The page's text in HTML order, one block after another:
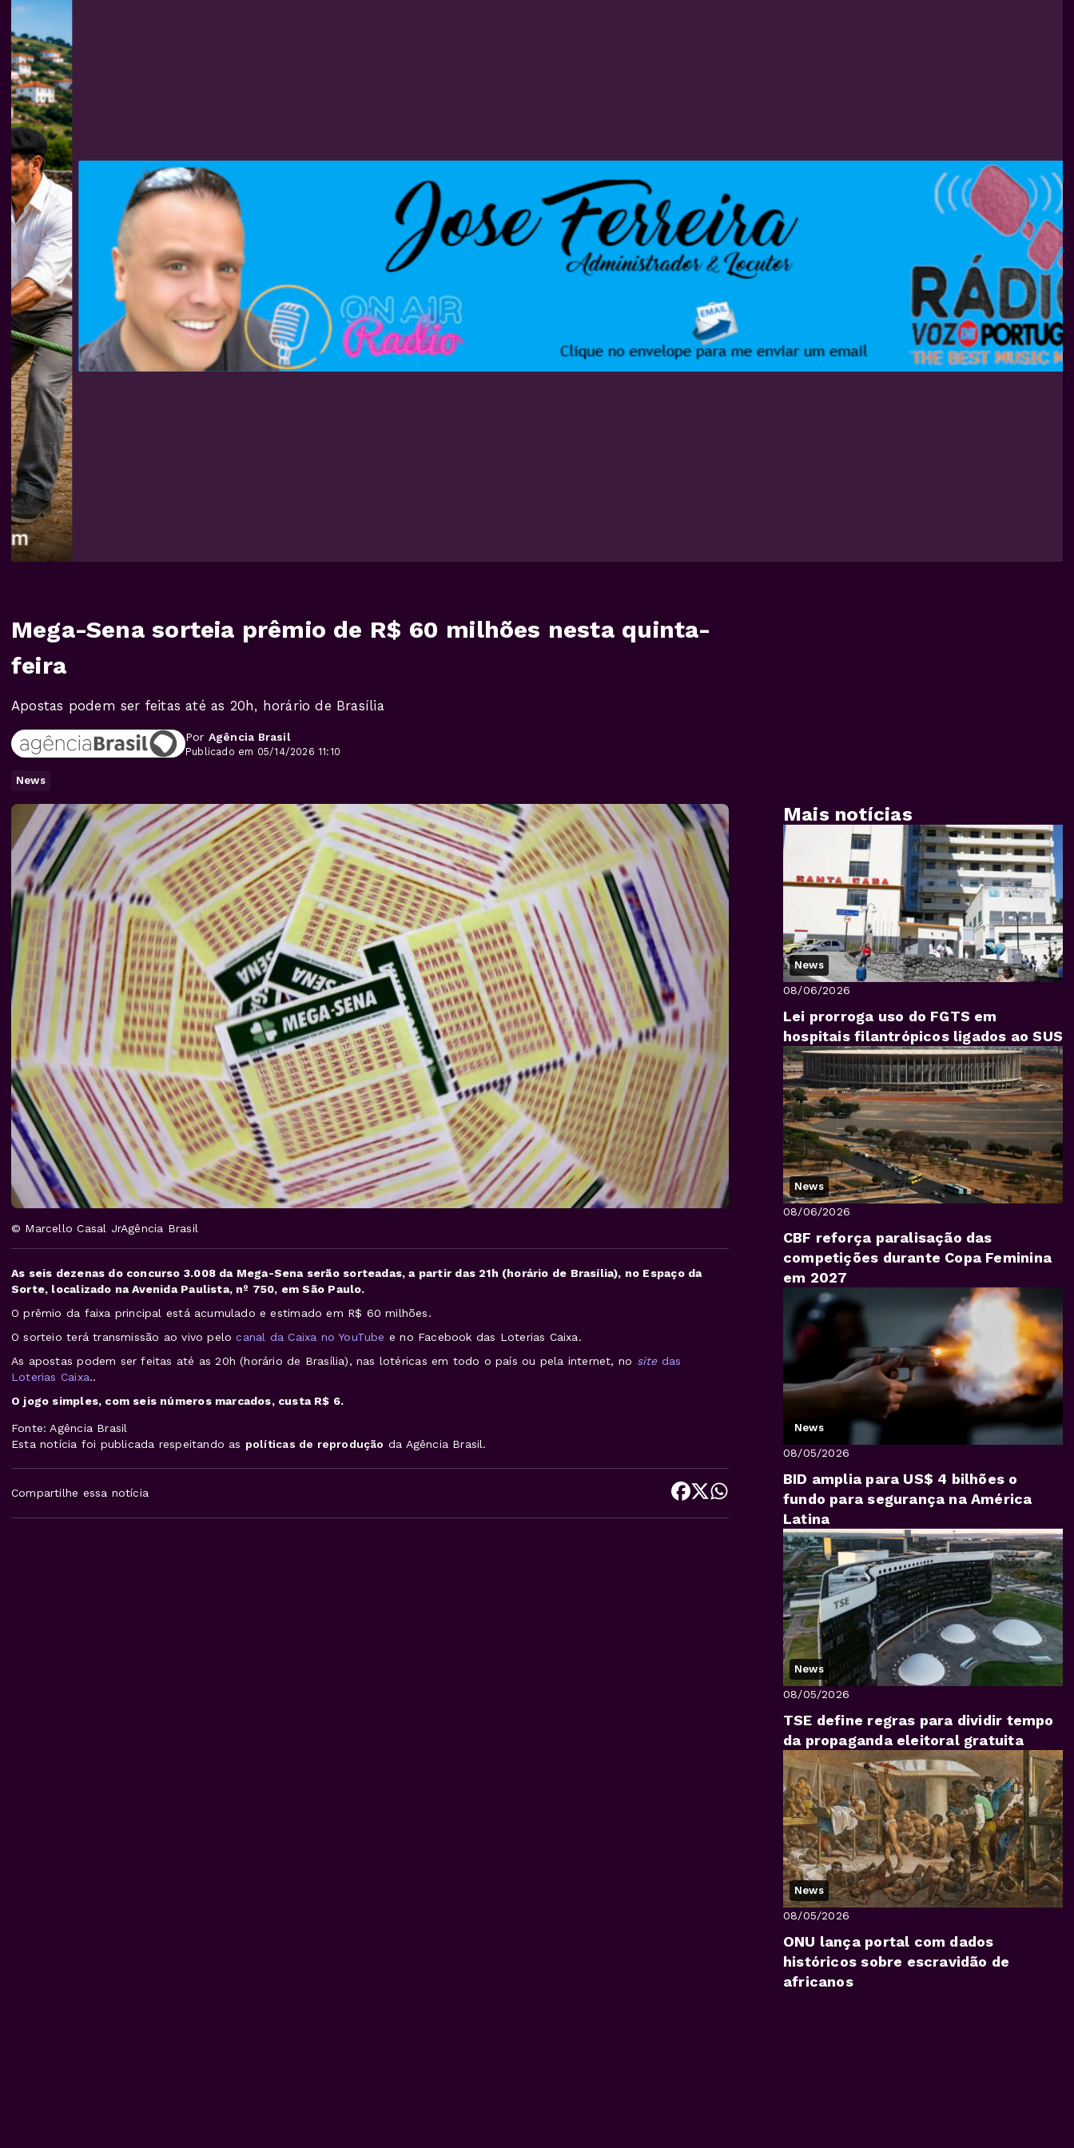
Mega-Sena sorteia prêmio de R$ 60 milhões nesta quinta-
feira
Apostas podem ser feitas até as 20h, horário de Brasília
Por Agência Brasil
Publicado em 05/14/2026 11:10
News
© Marcello Casal JrAgência Brasil
As seis dezenas do concurso 3.008 da Mega-Sena serão sorteadas, a partir das 21h (horário de Brasília), no Espaço da
Sorte, localizado na Avenida Paulista, nº 750, em São Paulo.
O prêmio da faixa principal está acumulado e estimado em R$ 60 milhões.
O sorteio terá transmissão ao vivo pelocanal da Caixa no YouTube e no Facebook das Loterias Caixa.
As apostas podem ser feitas até as 20h (horário de Brasília), nas lotéricas em todo o país ou pela internet, no sitedas
Loterias Caixa..
O jogo simples, com seis números marcados, custa R$ 6.
Fonte: Agência Brasil
Esta notícia foi publicada respeitando as políticas de reprodução da Agência Brasil.
Compartilhe essa notícia
Mais notícias
News
08/06/2026
Lei prorroga uso do FGTS em
hospitais filantrópicos ligados ao SUS
News
08/06/2026
CBF reforça paralisação das
competições durante Copa Feminina
em 2027
News
08/05/2026
BID amplia para US$ 4 bilhões o
fundo para segurança na América
Latina
News
08/05/2026
TSE define regras para dividir tempo
da propaganda eleitoral gratuita
News
08/05/2026
ONU lança portal com dados
históricos sobre escravidão de
africanos